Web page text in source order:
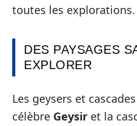
toutes les explorations.
DES PAYSAGES
EXPLORER
Les geysers et
célèbre Geysir et la